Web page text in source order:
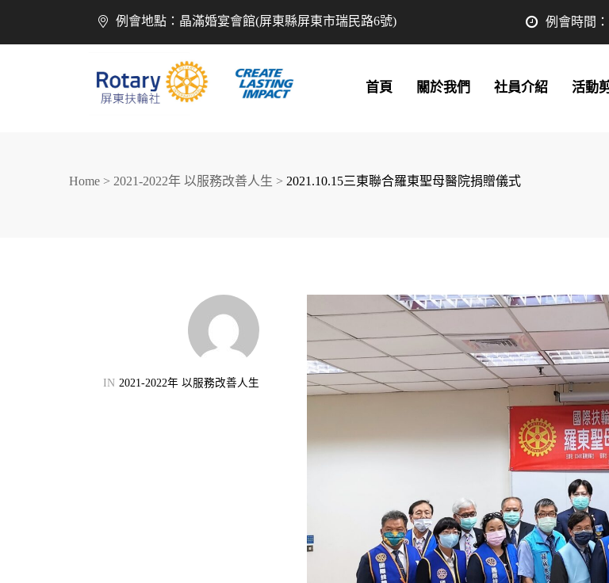
例會地點：晶滿婚宴會館(屏東縣屏東市瑞民路6號) 例會時間
首頁 關於我們 社員介紹 活動
Home > 2021-2022年 以服務改善人生 > 2021.10.15三東聯合羅東聖母醫院捐贈儀式
IN 2021-2022年 以服務改善人生